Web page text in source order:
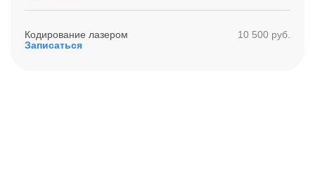
Кодирование лазером
10 500 руб.
Записаться